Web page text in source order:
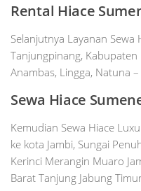
Rental Hiace
Selanjutnya Layanan Sewa
Tanjungpinang,
Anambas, Lingga, Natuna
Sewa Hiace
Kemudian Sewa Hiace
ke kota Jambi, Sungai
Kerinci Merangin Muaro
Barat Tanjung Jabung